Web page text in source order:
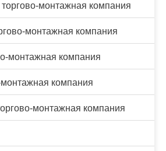
монтажная компания
монтажная компания
монтажная компания
компания
монтажная компания